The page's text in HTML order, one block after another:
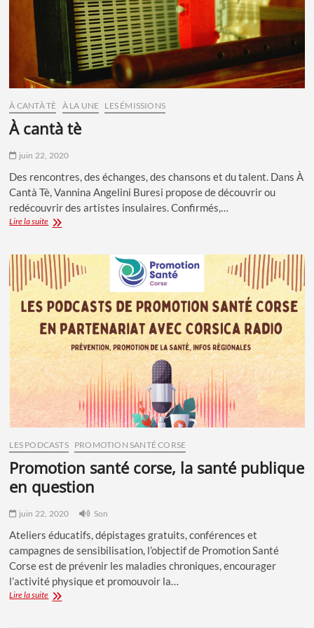
À CANTÀ TÈ À LA UNE LES ÉMISSIONS
à cantà tè
juin 22, 2020
Des rencontres, des échanges, des chansons et du talent. Dans À
Cantà Tè, Vannina Angelini Buresi propose de découvrir ou
redécouvrir des artistes insulaires. Confirmés,…
Lire la suiteÀ
LES PODCASTS PROMOTION SANTÉ CORSE
promotion santé corse, la santé publique
en question
juin 22, 2020 Son
Ateliers éducatifs, dépistages gratuits, conférences et
campagnes de sensibilisation, l’objectif de Promotion Santé
Corse est de prévenir les maladies chroniques, encourager
l’activité physique et promouvoir la…
Lire la suitePromotion